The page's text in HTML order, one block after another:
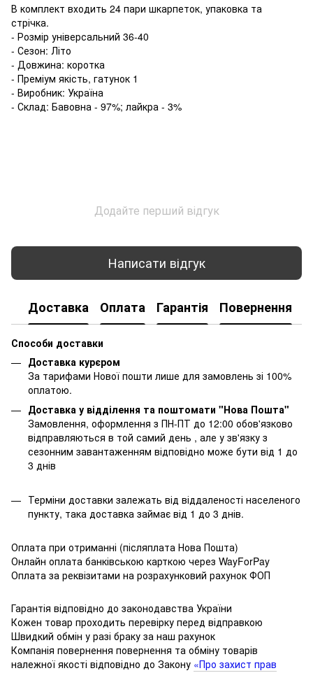
В комплект входить 24 пари шкарпеток, упаковка та
стрічка.
- Розмір універсальний 36-40
- Сезон: Літо
- Довжина: коротка
- Преміум якість, гатунок 1
- Виробник: Україна
- Склад: Бавовна - 97%; лайкра - 3%
Додайте перший відгук
Написати відгук
Доставка Оплата Гарантія Повернення
Способи доставки
Доставка курєром
За тарифами Нової пошти лише для замовлень зі 100%
оплатою.
Доставка у відділення та поштомати "Нова Пошта"
Замовлення, оформлення з ПН-ПТ до 12:00 обов'язково
відправляються в той самий день , але у зв'язку з
сезонним завантаженням відповідно може бути від 1 до
3 днів
Терміни доставки залежать від віддаленості населеного
пункту, така доставка займає від 1 до 3 днів.
Оплата при отриманні (післяплата Нова Пошта)
Онлайн оплата банківською карткою через WayForPay
Оплата за реквізитами на розрахунковий рахунок ФОП
Гарантія відповідно до законодавства України
Кожен товар проходить перевірку перед відправкою
Швидкий обмін у разі браку за наш рахунок
Компанія повернення повернення та обміну товарів
належної якості відповідно до Закону «Про захист прав